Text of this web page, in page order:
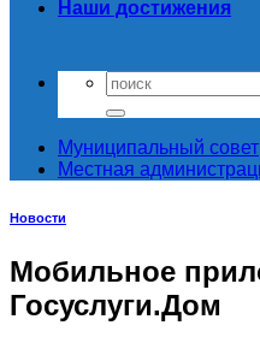
Наши достижения
Муниципальный совет
Местная
Новости
Мобильное
Госуслуги.Дом